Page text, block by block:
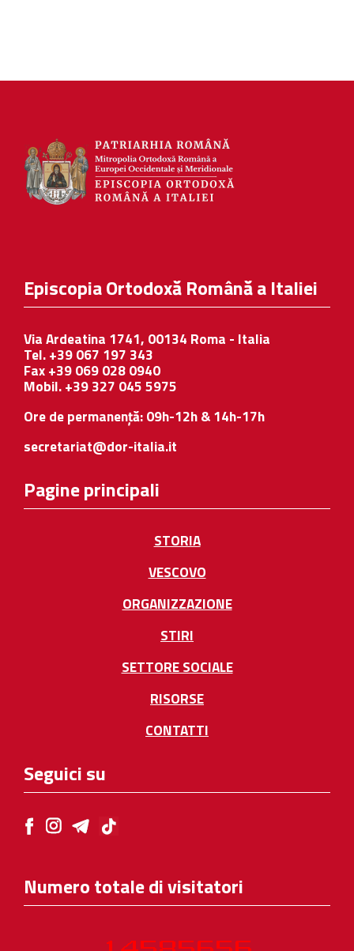
Episcopia Ortodoxă Română a Italiei
Via Ardeatina 1741, 00134 Roma - Italia
Tel. +39 067 197 343
Fax +39 069 028 0940
Mobil. +39 327 045 5975
Ore de permanență: 09h-12h & 14h-17h
secretariat@dor-italia.it
Pagine principali
STORIA
VESCOVO
ORGANIZZAZIONE
STIRI
SETTORE SOCIALE
RISORSE
CONTATTI
Seguici su
Numero totale di visitatori